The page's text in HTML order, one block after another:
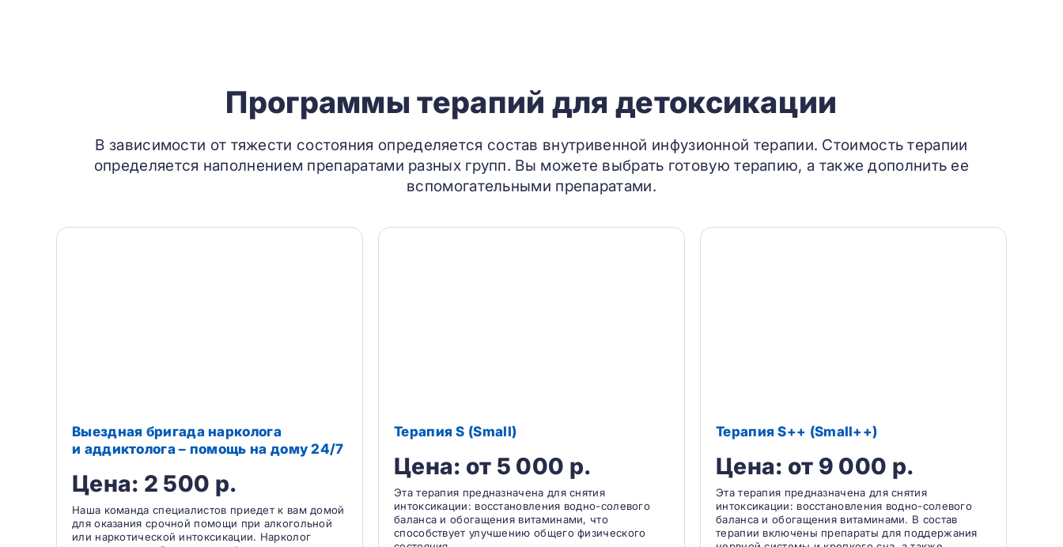
Программы терапий для детоксикации
В зависимости от тяжести состояния определяется состав внутривенной инфузионной терапии. Стоимость терапии
определяется наполнением препаратами разных групп. Вы можете выбрать готовую терапию, а также дополнить ее
вспомогательными препаратами.
Выездная бригада нарколога
и аддиктолога – помощь на дому 24/7
Цена: 2 500 р.
Наша команда специалистов приедет к вам домой
для оказания срочной помощи при алкогольной
или наркотической интоксикации. Нарколог
Терапия S (Small)
Цена: от 5 000 р.
Эта терапия предназначена для снятия
интоксикации: восстановления водно-солевого
баланса и обогащения витаминами, что
способствует улучшению общего физического
Терапия S++ (Small++)
Цена: от 9 000 р.
Эта терапия предназначена для снятия
интоксикации: восстановления водно-солевого
баланса и обогащения витаминами. В состав
терапии включены препараты для поддержания